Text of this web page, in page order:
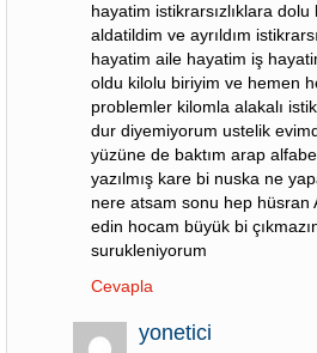
hayatim istikrarsızlıklara
aldatildim ve ayrıldım
hayatim aile hayatim iş
oldu kilolu biriyim ve hemen
problemler kilomla alakalı
dur diyemiyorum ustelik
yüzüne de baktım arap
yazılmış kare bi nuska ne
nere atsam sonu hep hüsran
edin hocam büyük bi
surukleniyorum
Cevapla
yonetici